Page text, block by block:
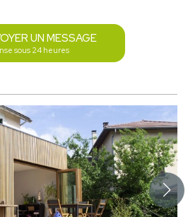
UN MESSAGE
sous 24 heures